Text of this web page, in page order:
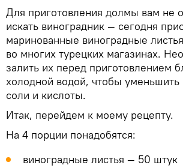
Для приготовления долмы вам не
искать виноградник — сегодня
маринованные виноградные
во многих турецких магазинах.
залить их перед приготовлением
холодной водой, чтобы
соли и кислоты.
Итак, перейдем к моему рецепту.
На 4 порции понадобятся:
виноградные листья — 50 штук